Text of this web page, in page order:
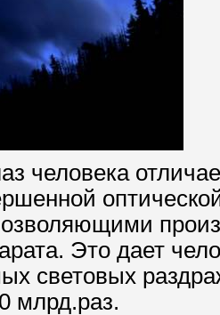
человека
Это дает
световых
млрд.раз.